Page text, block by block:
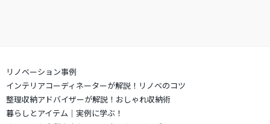
リノベーション事例
インテリアコーディネーターが解説！リノベのコツ
整理収納アドバイザーが解説！おしゃれ収納術
暮らしとアイテム｜実例に学ぶ！